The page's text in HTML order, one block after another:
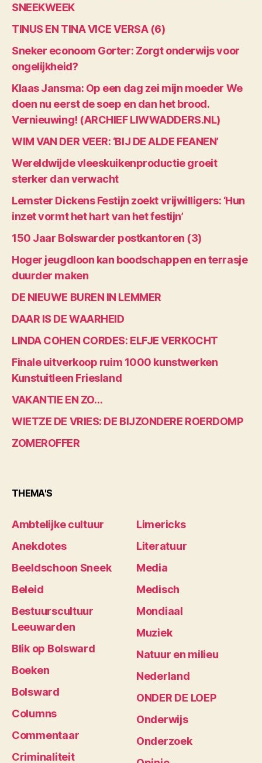
SNEEKWEEK
TINUS EN TINA VICE VERSA (6)
Sneker econoom Gorter: Zorgt onderwijs voor
ongelijkheid?
Klaas Jansma: Op een dag zei mijn moeder We
doen nu eerst de soep en dan het brood.
Vernieuwing! (ARCHIEF LIWWADDERS.NL)
WIM VAN DER VEER: ‘BIJ DE ALDE FEANEN’
Wereldwijde vleeskuikenproductie groeit
sterker dan verwacht
Lemster Dickens Festijn zoekt vrijwilligers: ‘Hun
inzet vormt het hart van het festijn’
150 Jaar Bolswarder postkantoren (3)
Hoger jeugdloon kan boodschappen en terrasje
duurder maken
DE NIEUWE BUREN IN LEMMER
DAAR IS DE WAARHEID
LINDA COHEN CORDES: ELFJE VERKOCHT
Finale uitverkoop ruim 1000 kunstwerken
Kunstuitleen Friesland
VAKANTIE EN ZO…
WIETZE DE VRIES: DE BIJZONDERE ROERDOMP
ZOMEROFFER
THEMA'S
Ambtelijke cultuur
Anekdotes
Beeldschoon Sneek
Beleid
Bestuurscultuur
Leeuwarden
Blik op Bolsward
Boeken
Bolsward
Columns
Commentaar
Criminaliteit
Limericks
Literatuur
Media
Medisch
Mondiaal
Muziek
Natuur en milieu
Nederland
ONDER DE LOEP
Onderwijs
Onderzoek